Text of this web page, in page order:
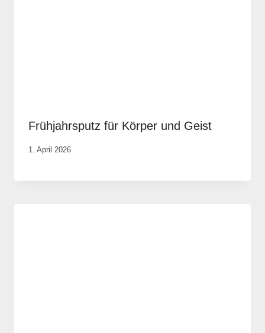
Frühjahrsputz für Körper und Geist
Von
Physio
1. April 2026